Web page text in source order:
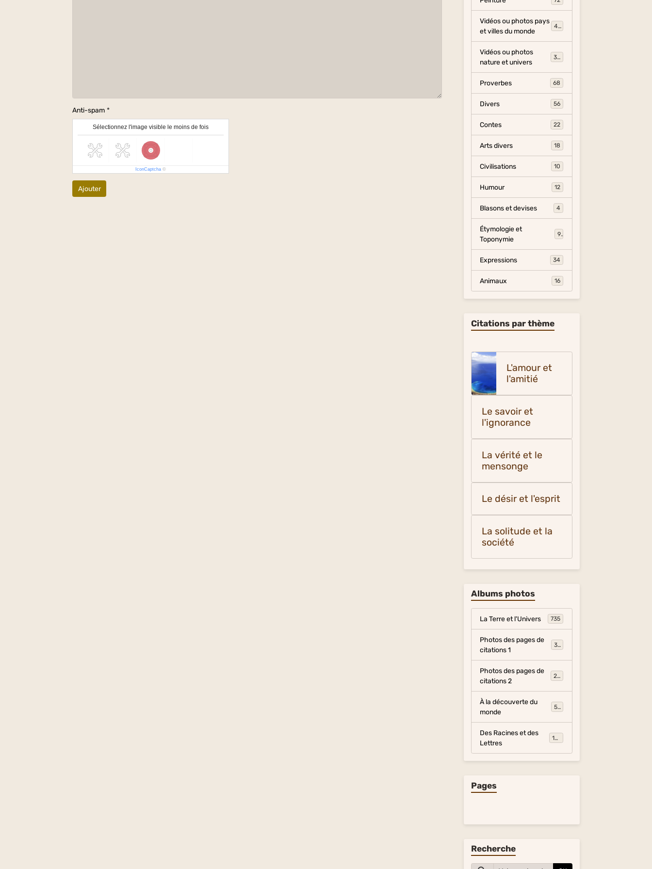
Anti-spam
Sélectionnez l'image visible le moins de fois
IconCaptcha ©
Ajouter
Vidéos ou photos pays
et villes du monde
454
Vidéos ou photos
nature et univers
325
Proverbes 68
Divers 56
Contes 22
Arts divers 18
Civilisations 10
Humour 12
Blasons et devises 4
Étymologie et
Toponymie
9
Expressions 34
Animaux 16
Citations par thème
L'amour et
l'amitié
Le savoir et
l'ignorance
La vérité et le
mensonge
Le désir et l'esprit
La solitude et la
société
Albums photos
La Terre et l'Univers 735
Photos des pages de
citations 1
317
Photos des pages de
citations 2
281
À la découverte du
monde
54
Des Racines et des
Lettres
134
Pages
Recherche